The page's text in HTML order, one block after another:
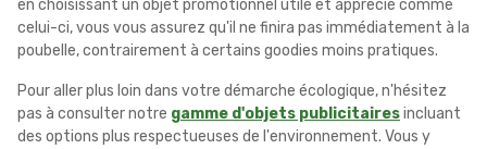
en choisissant un objet promotionnel utile et apprécié comme
celui-ci, vous vous assurez qu'il ne finira pas immédiatement à la
poubelle, contrairement à certains goodies moins pratiques.
Pour aller plus loin dans votre démarche écologique, n'hésitez
pas à consulter notre gamme d'objets publicitairesincluant
des options plus respectueuses de l'environnement. Vous y